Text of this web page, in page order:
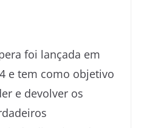
foi lançada em
e tem como objetivo
e devolver os